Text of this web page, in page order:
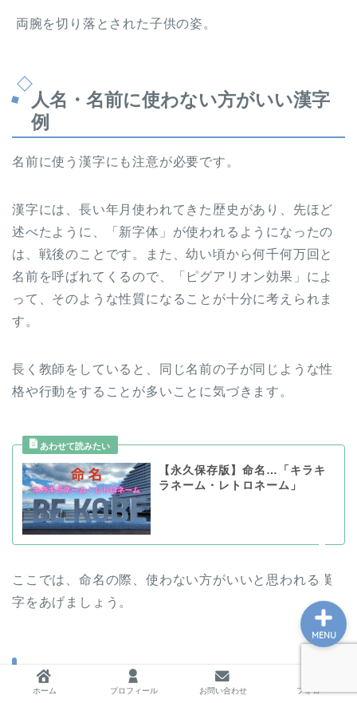
両腕を切り落とされた子供の姿。
人名・名前に使わない方がいい漢字
例
名前に使う漢字にも注意が必要です。
漢字には、長い年月使われてきた歴史があり、先ほど
述べたように、「新字体」が使われるようになったの
は、戦後のことです。また、幼い頃から何千何万回と
名前を呼ばれてくるので、「ピグアリオン効果」によ
って、そのような性質になることが十分に考えられま
す。
長く教師をしていると、同じ名前の子が同じような性
格や行動をすることが多いことに気づきます。
【永久保存版】命名…「キラキ
ラネーム・レトロネーム」
ここでは、命名の際、使わない方がいいと思われる漢
字をあげましょう。
１．あいうえお順
ホーム プロフィール お問い合わせ フォロー
MENU
私の教育実践記録